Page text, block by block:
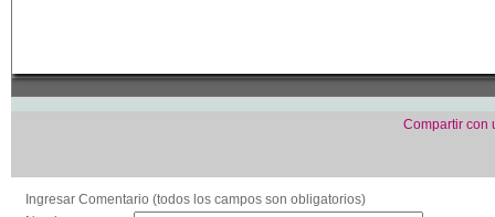
Compartir con
Ingresar Comentario (todos los campos son obligatorios)